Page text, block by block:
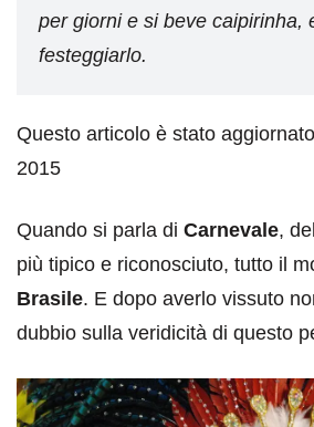
per giorni e si beve caipirinha,
festeggiarlo.
Questo articolo è stato
2015
Quando si parla di Carnevale,
più tipico e riconosciuto, tutto il
Brasile. E dopo averlo vissuto
dubbio sulla veridicità di questo